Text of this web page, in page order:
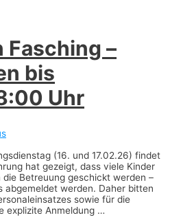
Fasching –
bis
Uhr
(16. und 17.02.26) findet
hat gezeigt, dass viele Kinder
Betreuung geschickt werden –
abgemeldet werden. Daher bitten
sowie für die
explizite Anmeldung …